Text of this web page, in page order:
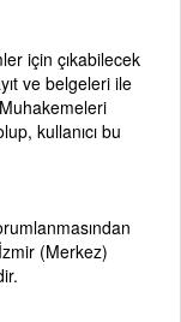
için çıkabilecek
ve belgeleri ile
kullanıcı bu
(Merkez)